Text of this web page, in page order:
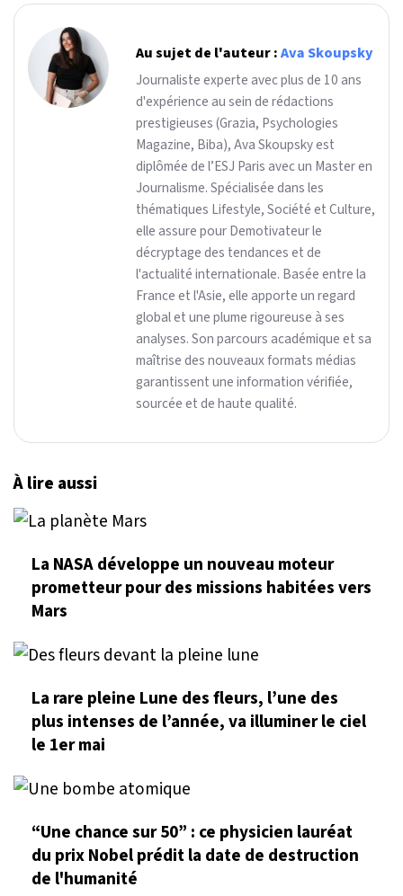
Au sujet de l'auteur :Ava Skoupsky
Journaliste experte avec plus de 10 ans
d'expérience au sein de rédactions
prestigieuses (Grazia, Psychologies
Magazine, Biba), Ava Skoupsky est
diplômée de l’ESJ Paris avec un Master en
Journalisme. Spécialisée dans les
thématiques Lifestyle, Société et Culture,
elle assure pour Demotivateur le
décryptage des tendances et de
l'actualité internationale. Basée entre la
France et l'Asie, elle apporte un regard
global et une plume rigoureuse à ses
analyses. Son parcours académique et sa
maîtrise des nouveaux formats médias
garantissent une information vérifiée,
sourcée et de haute qualité.
À lire aussi
La NASA développe un nouveau moteur
prometteur pour des missions habitées vers
Mars
La rare pleine Lune des fleurs, l’une des
plus intenses de l’année, va illuminer le ciel
le 1er mai
“Une chance sur 50” : ce physicien lauréat
du prix Nobel prédit la date de destruction
de l'humanité